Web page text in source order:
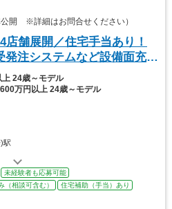
開 ※詳細はお問合せください）
店舗展開／住宅手当あり！
発注システムなど設備面充
上 24歳～モデル
万円以上 24歳～モデル
駅
未経験者も応募可能
（相談可含む）
住宅補助（手当）あり